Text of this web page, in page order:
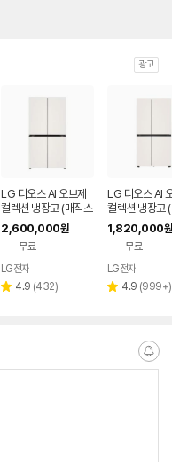
광고
LG 디오스 AI 오브제
컬렉션 냉장고 (매직스
페이스) T876MEE1
H1
2,600,000원
무료
LG전자
별 4.9 리
(432)
LG 디오스 AI
컬렉션 냉장고
형, 매직스페이
34MEE111
1,820,000원
무료
LG전자
별 4.9 리
(999+)
알